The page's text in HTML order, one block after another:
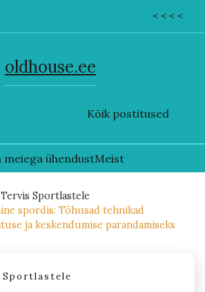
< < < <
oldhouse.ee
Kõik postitused
meiega ühendustMeist
Sportlastele
spordis: Tõhusad tehnikad
ja keskendumise parandamiseks
Sportlastele